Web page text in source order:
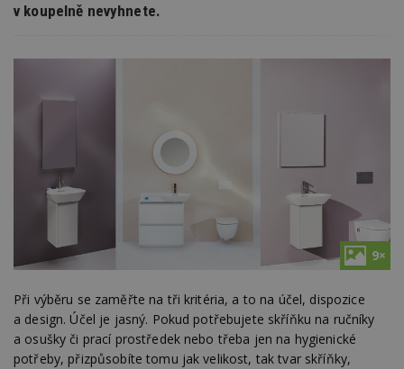
v koupelně nevyhnete.
9×
Při výběru se zaměřte na tři kritéria, a to na účel, dispozice
a design. Účel je jasný. Pokud potřebujete skříňku na ručníky
a osušky či prací prostředek nebo třeba jen na hygienické
potřeby, přizpůsobíte tomu jak velikost, tak tvar skříňky,